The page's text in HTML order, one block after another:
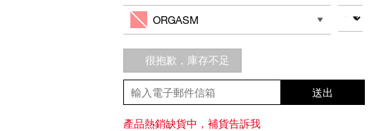
to
cart
options
Actions
其他色系
ORGASM
數量
很抱歉，庫存不足
送出
產品熱銷缺貨中，補貨告訴我